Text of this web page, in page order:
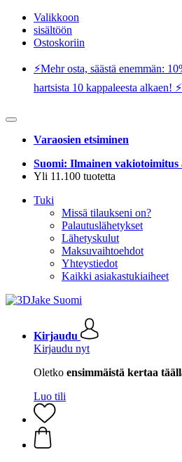
Valikkoon
sisältöön
Ostoskoriin
⚡️Mehr osta, säästä enemmän:
hartsista 10 kappaleesta alkaen! ⚡️
Varaosien etsiminen
Suomi: Ilmainen vakiotoimitus
Yli 11.100 tuotetta
Tuki
Missä tilaukseni on?
Palautuslähetykset
Lähetyskulut
Maksuvaihtoehdot
Yhteystiedot
Kaikki asiakastukiaiheet
Kirjaudu
Kirjaudu nyt
Oletko ensimmäistä kertaa
Luo tili